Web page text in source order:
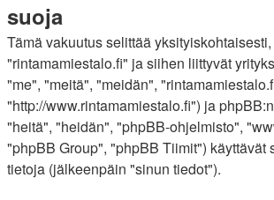
suoja
Tämä vakuutus selittää
"rintamamiestalo.fi" ja siihen liittyvät
"me", "meitä", "meidän",
"http://www.rintamamiestalo.fi") ja
"heitä", "heidän", "phpBB-ohjelmisto",
"phpBB Group", "phpBB Tiimit") käyttävät
tietoja (jälkeenpäin "sinun tiedot").